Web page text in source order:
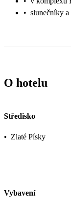
• slunečníky a
O hotelu
Středisko
• Zlaté Písky
Vybavení